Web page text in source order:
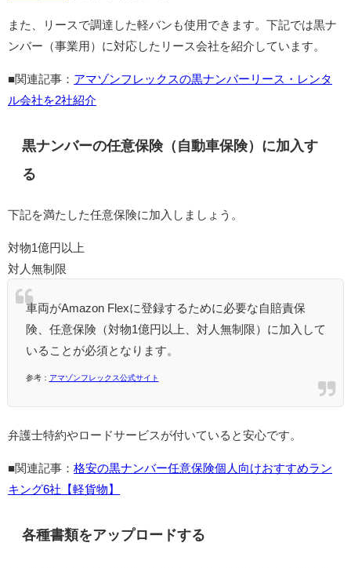
また、リースで調達した軽バンも使用できます。下記では黒ナ
ンバー（事業用）に対応したリース会社を紹介しています。
■関連記事： アマゾンフレックスの黒ナンバーリース・レンタ
ル会社を2社紹介
黒ナンバーの任意保険（自動車保険）に加入す
る
下記を満たした任意保険に加入しましょう。
対物1億円以上
対人無制限
⾞両がAmazon Flexに登録するために必要な⾃賠責保
険、任意保険（対物1億円以上、対⼈無制限）に加⼊して
いることが必須となります。
参考： アマゾンフレックス公式サイト
弁護士特約やロードサービスが付いていると安心です。
■関連記事： 格安の黒ナンバー任意保険個人向けおすすめラン
キング6社【軽貨物】
各種書類をアップロードする